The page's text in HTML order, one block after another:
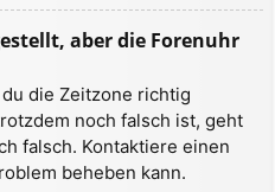
aber die Forenuhr
die Zeitzone richtig
noch falsch ist, geht
falsch. Kontaktiere einen
beheben kann.